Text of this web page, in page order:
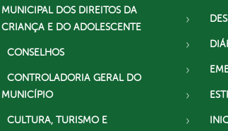
MUNICIPAL DOS DIREITOS DA
CRIANÇA E DO ADOLESCENTE
CONSELHOS
CONTROLADORIA GERAL DO
MUNICÍPIO
CULTURA, TURISMO E